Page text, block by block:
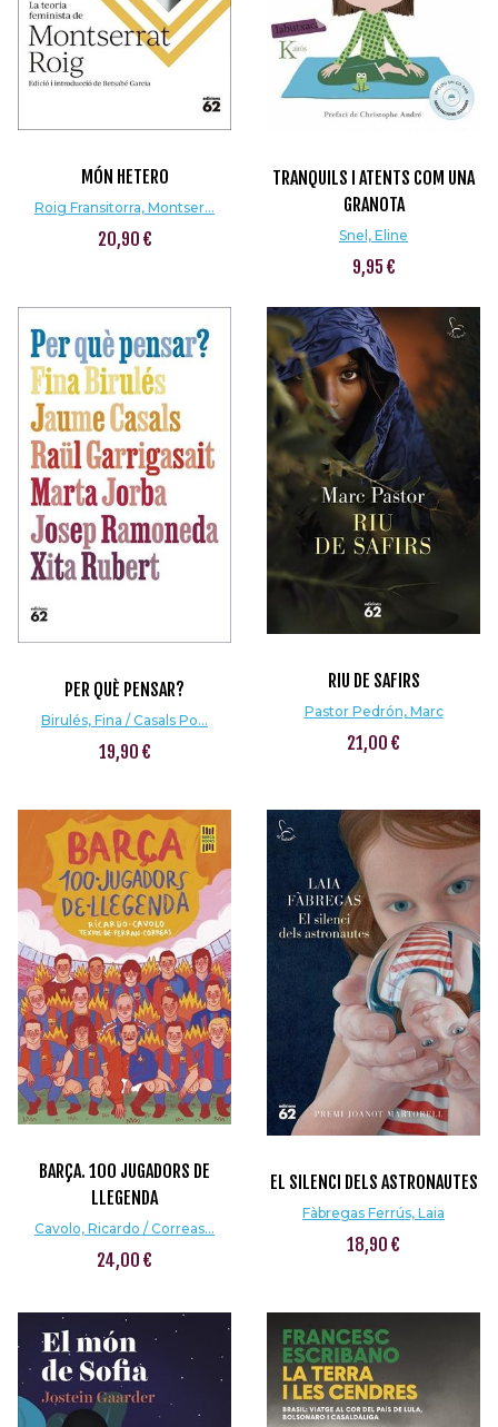
MÓN HETERO
Roig Fransitorra, Montser...
20,90 €
TRANQUILS I ATENTS COM UNA
GRANOTA
Snel, Eline
9,95 €
PER QUÈ PENSAR?
Birulés, Fina / Casals Po...
19,90 €
RIU DE SAFIRS
Pastor Pedrón, Marc
21,00 €
BARÇA. 100 JUGADORS DE
LLEGENDA
Cavolo, Ricardo / Correas...
24,00 €
EL SILENCI DELS ASTRONAUTES
Fàbregas Ferrús, Laia
18,90 €